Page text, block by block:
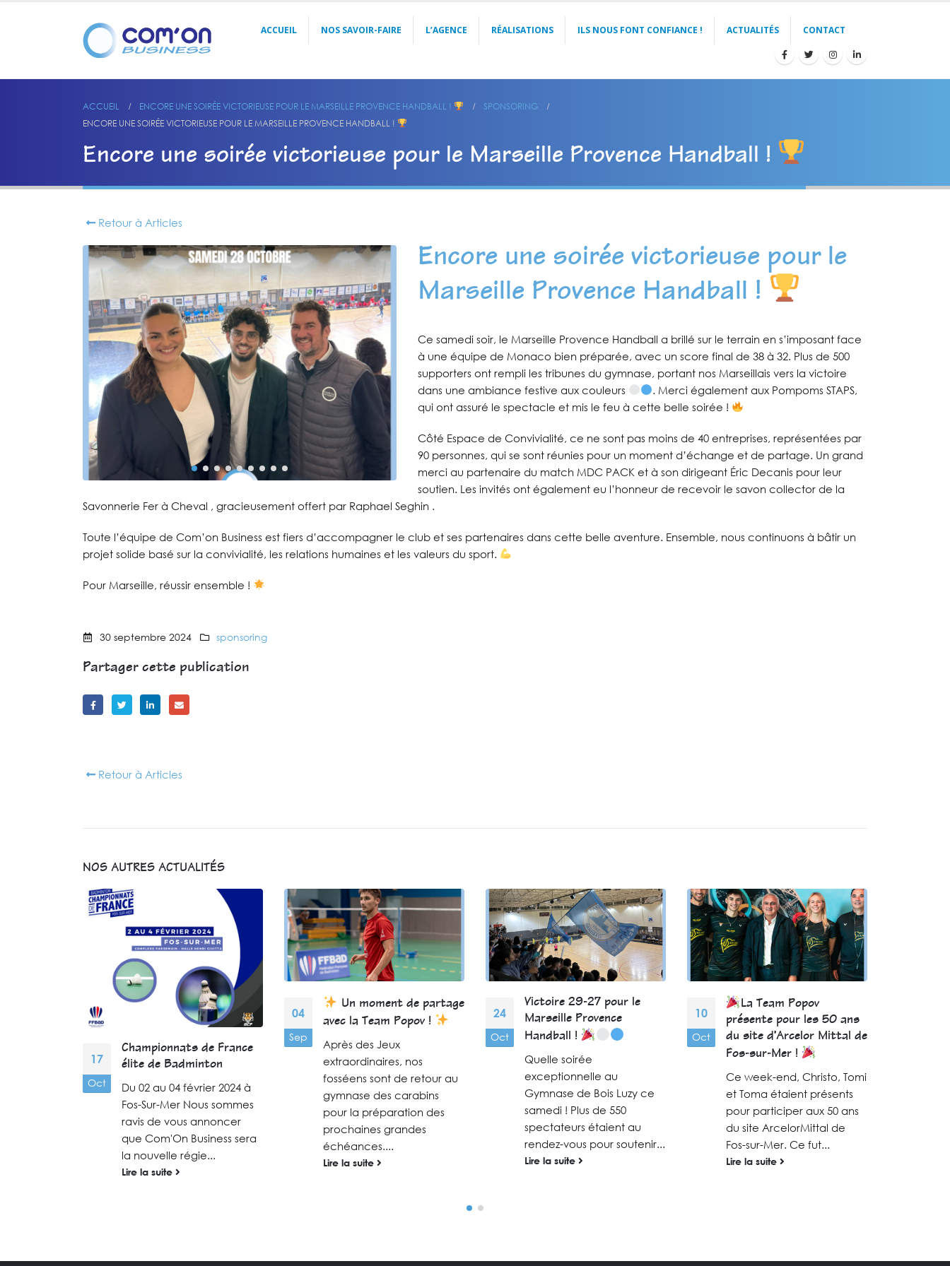
ACCUEIL NOS SAVOIR-FAIRE L’AGENCE RÉALISATIONS ILS NOUS FONT CONFIANCE ! ACTUALITÉS CONTACT
ACCUEIL ENCORE UNE SOIRÉE VICTORIEUSE POUR LE MARSEILLE PROVENCE HANDBALL !
SPONSORING
ENCORE UNE SOIRÉE VICTORIEUSE POUR LE MARSEILLE PROVENCE HANDBALL !
Encore une soirée victorieuse pour le Marseille Provence Handball !
Retour à Articles
Encore une soirée victorieuse pour le
Marseille Provence Handball !
Ce samedi soir, le Marseille Provence Handball a brillé sur le terrain en s’imposant face
à une équipe de Monaco bien préparée, avec un score final de 38 à 32. Plus de 500
supporters ont rempli les tribunes du gymnase, portant nos Marseillais vers la victoire
dans une ambiance festive aux couleurs
. Merci également aux Pompoms STAPS,
qui ont assuré le spectacle et mis le feu à cette belle soirée !
Côté Espace de Convivialité, ce ne sont pas moins de 40 entreprises, représentées par
90 personnes, qui se sont réunies pour un moment d’échange et de partage. Un grand
merci au partenaire du match MDC PACK et à son dirigeant Éric Decanis pour leur
soutien. Les invités ont également eu l’honneur de recevoir le savon collector de la
Savonnerie Fer à Cheval , gracieusement offert par Raphael Seghin .
Toute l’équipe de Com’on Business est fiers d’accompagner le club et ses partenaires dans cette belle aventure. Ensemble, nous continuons à bâtir un
projet solide basé sur la convivialité, les relations humaines et les valeurs du sport.
Pour Marseille, réussir ensemble !
30 septembre 2024 sponsoring
Partager cette publication
Retour à Articles
NOS AUTRES ACTUALITÉS
17
Oct
Championnats de France
élite de Badminton
Du 02 au 04 février 2024 à
Fos-Sur-Mer Nous sommes
ravis de vous annoncer
que Com'On Business sera
la nouvelle régie...
Lire la suite
04
Sep
Un moment de partage
avec la Team Popov !
Après des Jeux
extraordinaires, nos
fosséens sont de retour au
gymnase des carabins
pour la préparation des
prochaines grandes
échéances....
Lire la suite
24
Oct
Victoire 29-27 pour le
Marseille Provence
Handball !
Quelle soirée
exceptionnelle au
Gymnase de Bois Luzy ce
samedi ! Plus de 550
spectateurs étaient au
rendez-vous pour soutenir...
Lire la suite
10
Oct
La Team Popov
présente pour les 50 ans
du site d’Arcelor Mittal de
Fos-sur-Mer !
Ce week-end, Christo, Tomi
et Toma étaient présents
pour participer aux 50 ans
du site ArcelorMittal de
Fos-sur-Mer. Ce fut...
Lire la suite